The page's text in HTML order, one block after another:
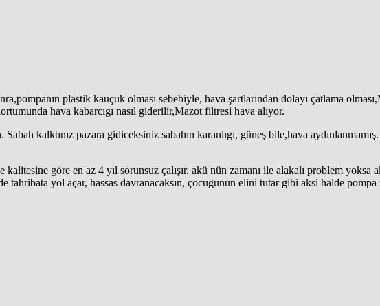
plastik kauçuk olması sebebiyle, hava şartlarından dolayı çatlama
hava kabarcıgı nasıl giderilir,Mazot filtresi hava alıyor.
kalktınız pazara gidiceksiniz sabahın karanlıgı, güneş bile,hava
göre en az 4 yıl sorunsuz çalışır. akü nün zamanı ile alakalı problem yoksa
tahribata yol açar, hassas davranacaksın, çocugunun elini tutar gibi aksi halde